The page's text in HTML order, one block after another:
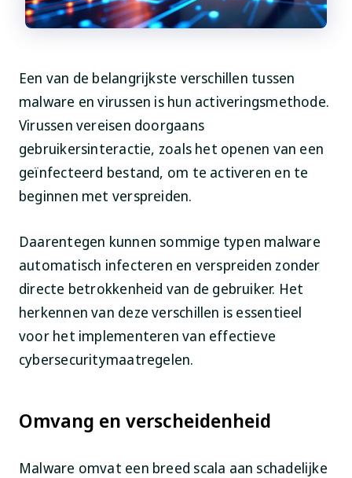
Een van de belangrijkste verschillen tussen
malware en virussen is hun activeringsmethode.
Virussen vereisen doorgaans
gebruikersinteractie, zoals het openen van een
geïnfecteerd bestand, om te activeren en te
beginnen met verspreiden.
Daarentegen kunnen sommige typen malware
automatisch infecteren en verspreiden zonder
directe betrokkenheid van de gebruiker. Het
herkennen van deze verschillen is essentieel
voor het implementeren van effectieve
cybersecuritymaatregelen.
Omvang en verscheidenheid
Malware omvat een breed scala aan schadelijke